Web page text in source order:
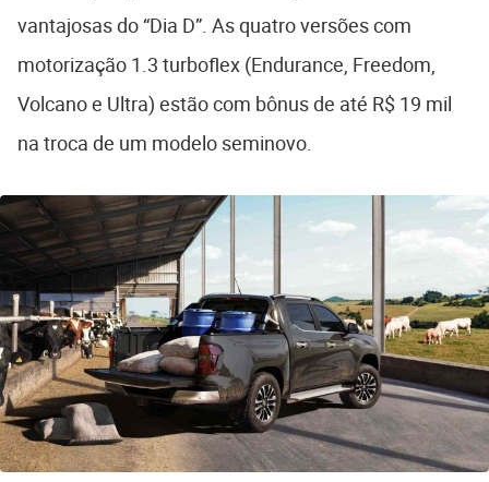
vantajosas do “Dia D”. As quatro versões com
motorização 1.3 turboflex (Endurance, Freedom,
Volcano e Ultra) estão com bônus de até R$ 19 mil
na troca de um modelo seminovo.